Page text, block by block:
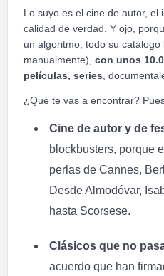
Lo suyo es el cine de autor, el
calidad de verdad. Y ojo,
un algoritmo; todo su catálogo
manualmente), con unos
películas, series ,
¿Qué te vas a encontrar?
Cine de autor y de
blockbusters, porque
perlas de Cannes,
Desde Almodóvar,
hasta Scorsese.
Clásicos que no
acuerdo que han